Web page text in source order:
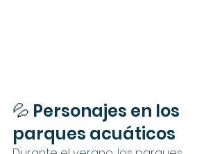
💦 Personajes en los
parques acuáticos